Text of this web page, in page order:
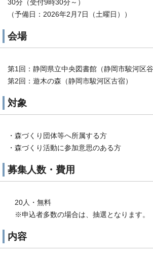
30分（受付9時30分～）
（予備日：2026年2月7日（土曜日））
会場
第1回：静岡県立中央図書館（静岡市駿河区谷
第2回：遊木の森（静岡市駿河区古宿）
対象
・森づくり団体等へ所属する方
・森づくり活動に参加意思のある方
募集人数・費用
20人・無料
※申込者多数の場合は、抽選となります。
内容